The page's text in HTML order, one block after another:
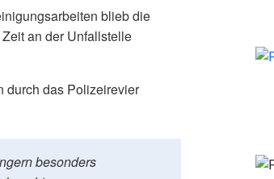
blieb die
an der Unfallstelle
durch das Polizeirevier
besonders